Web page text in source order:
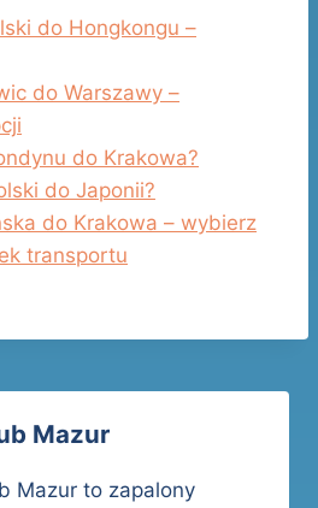
do Hongkongu –
do Warszawy –
do Krakowa?
do Japonii?
do Krakowa – wybierz
transportu
Mazur
Mazur to zapalony